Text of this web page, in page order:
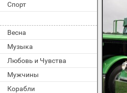
Спорт
Весна
Музыка
Любовь и Чувства
Мужчины
Корабли